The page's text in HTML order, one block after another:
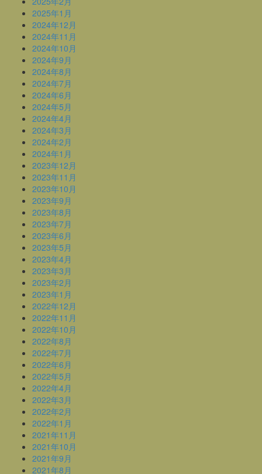
2025年1月
2024年12月
2024年11月
2024年10月
2024年9月
2024年8月
2024年7月
2024年6月
2024年5月
2024年4月
2024年3月
2024年2月
2024年1月
2023年12月
2023年11月
2023年10月
2023年9月
2023年8月
2023年7月
2023年6月
2023年5月
2023年4月
2023年3月
2023年2月
2023年1月
2022年12月
2022年11月
2022年10月
2022年8月
2022年7月
2022年6月
2022年5月
2022年4月
2022年3月
2022年2月
2022年1月
2021年11月
2021年10月
2021年9月
2021年8月